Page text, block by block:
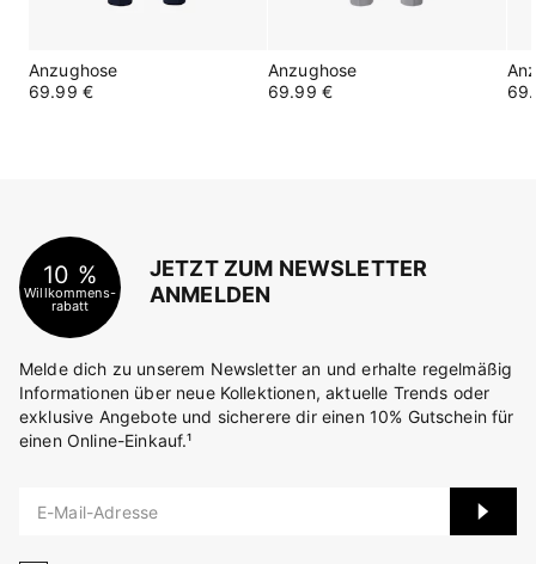
Anzughose
69.99 €
Anzughose
69.99 €
10 %
Willkommens-
rabatt
JETZT ZUM NEWSLETTER
ANMELDEN
Melde dich zu unserem Newsletter an und erhalte regelmäßig
Informationen über neue Kollektionen, aktuelle Trends oder
exklusive Angebote und sicherere dir einen 10% Gutschein für
einen Online-Einkauf.¹
E-Mail-Adresse